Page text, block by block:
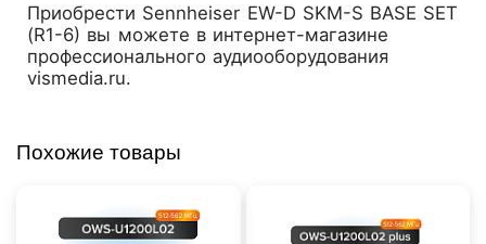
Приобрести Sennheiser EW-D SKM-S BASE SET
(R1-6) вы можете в интернет-магазине
профессионального аудиооборудования
vismedia.ru.
Похожие товары